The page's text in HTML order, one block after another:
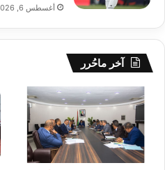
أغسطس 6, 2026
آخر ماحُرر